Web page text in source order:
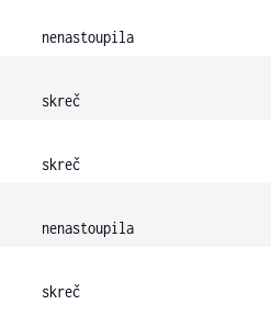
nenastoupila
skreč
skreč
nenastoupila
skreč